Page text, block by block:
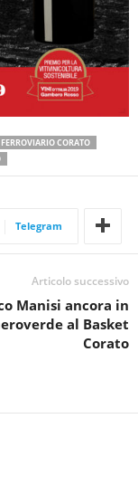
CORATO
Telegram
Articolo successivo
Manisi ancora in
al Basket
Corato